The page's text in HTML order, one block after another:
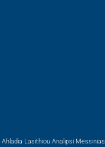
Ahladia Lasithiou Analipsi Messinias